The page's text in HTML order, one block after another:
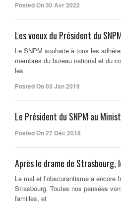
Posted On 30 Avr 2022
Les voeux du Président du
Le SNPM souhaite à tous les
membres du bureau national et du
les
Posted On 03 Jan 2019
Le Président du SNPM au
Posted On 27 Déc 2018
Après le drame de Strasbourg,
Le mal et l’obscurantisme a encore
Strasbourg. Toutes nos pensées
familles, et